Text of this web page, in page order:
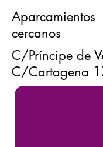
Aparcamientos
cercanos
C/Príncipe de
C/Cartagena